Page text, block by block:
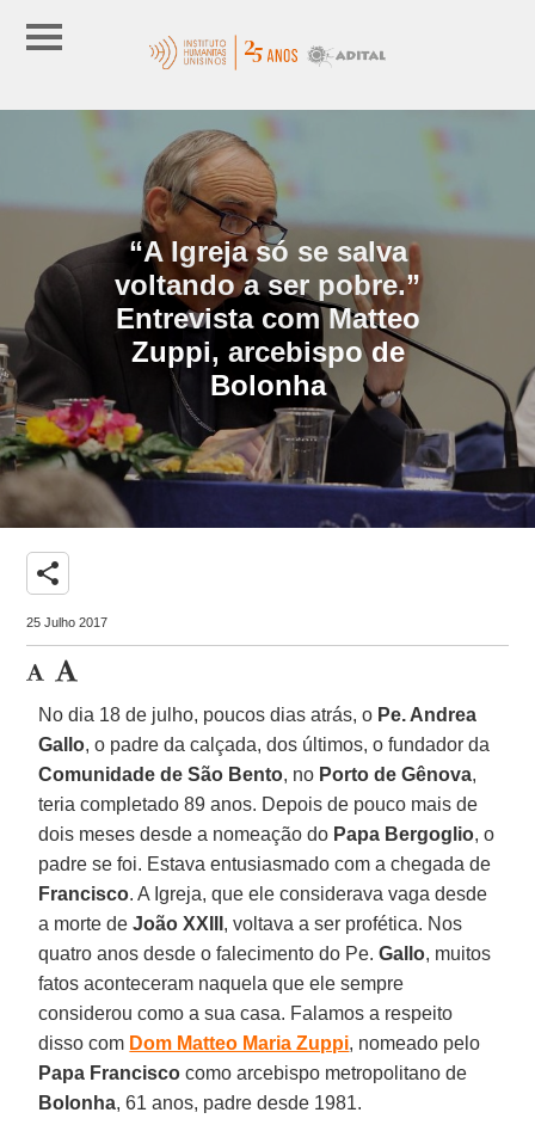
“A Igreja só se salva
voltando a ser pobre.”
Entrevista com Matteo
Zuppi, arcebispo de
Bolonha
share
25 Julho 2017
No dia 18 de julho, poucos dias atrás, o Pe. Andrea
Gallo, o padre da calçada, dos últimos, o fundador da
Comunidade de São Bento, no Porto de Gênova,
teria completado 89 anos. Depois de pouco mais de
dois meses desde a nomeação do Papa Bergoglio, o
padre se foi. Estava entusiasmado com a chegada de
Francisco. A Igreja, que ele considerava vaga desde
a morte deJoão XXIII , voltava a ser profética. Nos
quatro anos desde o falecimento do Pe.Gallo, muitos
fatos aconteceram naquela que ele sempre
considerou como a sua casa. Falamos a respeito
disso com Dom Matteo Maria Zuppi, nomeado pelo
Papa Francisco como arcebispo metropolitano de
Bolonha, 61 anos, padre desde 1981.